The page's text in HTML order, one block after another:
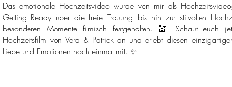
Das emotionale Hochzeitsvideo wurde von mir als
Getting Ready über die freie Trauung bis hin zur stilvollen
besonderen Momente filmisch festgehalten. 💒 Schaut euch
Hochzeitsfilm von Vera & Patrick an und erlebt diesen
Liebe und Emotionen noch einmal mit. ✨